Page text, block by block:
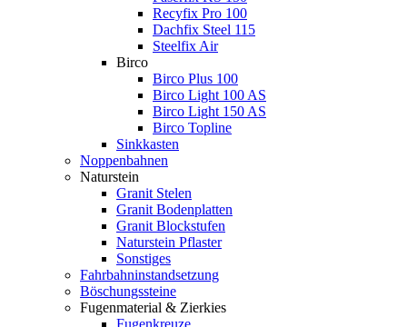
Recyfix Pro 100
Dachfix Steel 115
Steelfix Air
Birco
Birco Plus 100
Birco Light 100 AS
Birco Light 150 AS
Birco Topline
Sinkkasten
Noppenbahnen
Naturstein
Granit Stelen
Granit Bodenplatten
Granit Blockstufen
Naturstein Pflaster
Sonstiges
Fahrbahninstandsetzung
Böschungssteine
Fugenmaterial & Zierkies
Fugenkreuze